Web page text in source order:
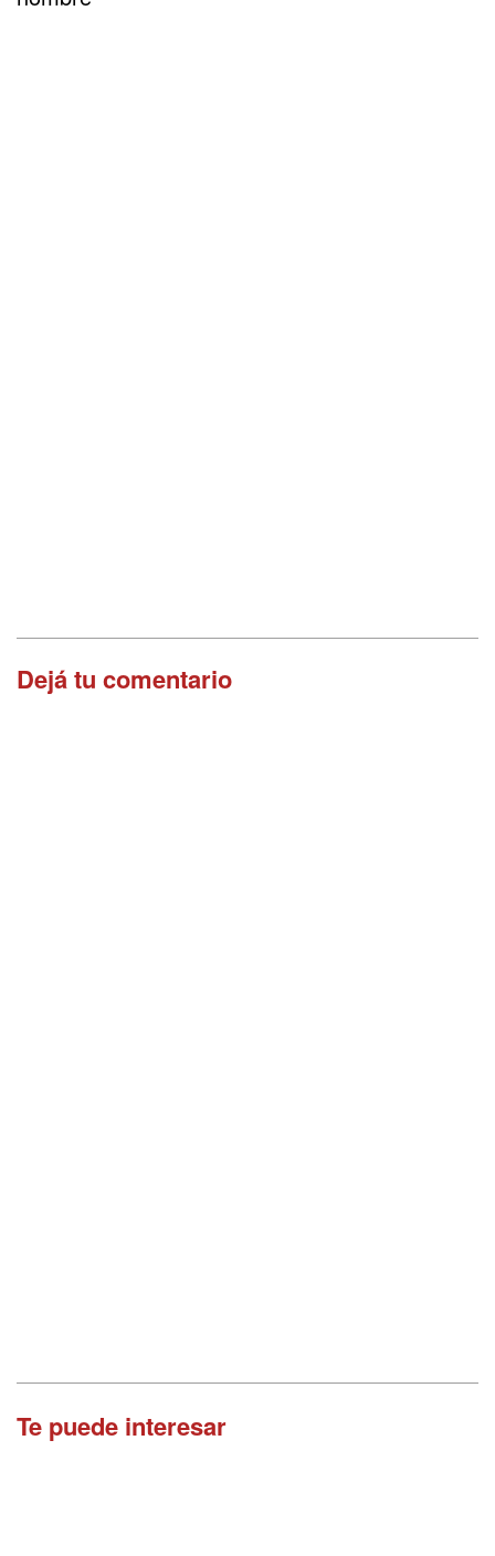
Dejá tu comentario
Te puede interesar